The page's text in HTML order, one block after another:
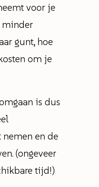
voor je
minder
gunt, hoe
om je
is dus
en de
(ongeveer
tijd!)